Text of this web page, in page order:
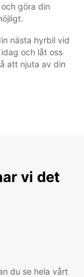
göra din
nästa hyrbil vid
och låt oss
att njuta av din
vi det
du se hela vårt